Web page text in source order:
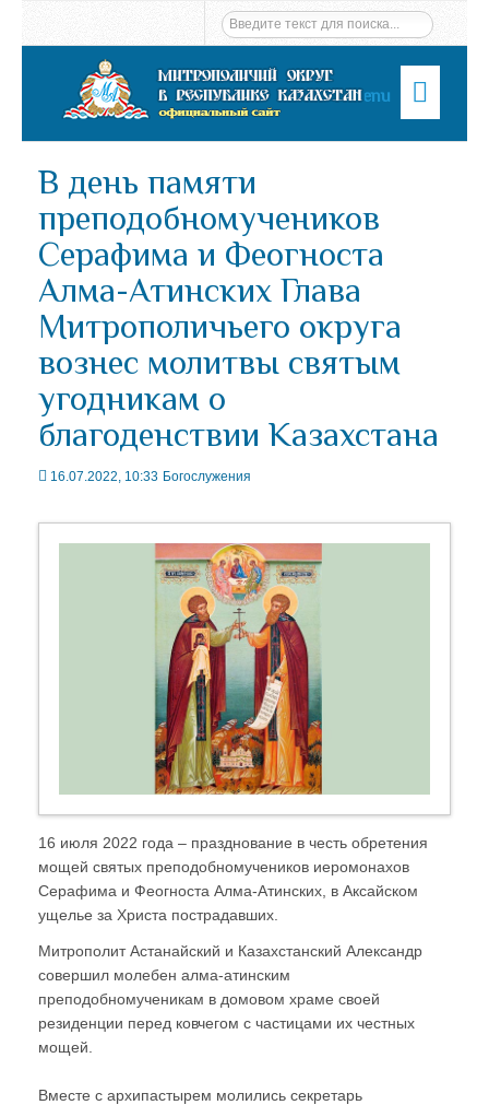
Menu
В день памяти
преподобномучеников
Серафима и Феогноста
Алма-Атинских Глава
Митрополичьего округа
вознес молитвы святым
угодникам о
благоденствии Казахстана
16.07.2022, 10:33 Богослужения
16 июля 2022 года – празднование в честь обретения
мощей святых преподобномучеников иеромонахов
Серафима и Феогноста Алма-Атинских, в Аксайском
ущелье за Христа пострадавших.
Митрополит Астанайский и Казахстанский Александр
совершил молебен алма-атинским
преподобномученикам в домовом храме своей
резиденции перед ковчегом с частицами их честных
мощей.
Вместе с архипастырем молились секретарь